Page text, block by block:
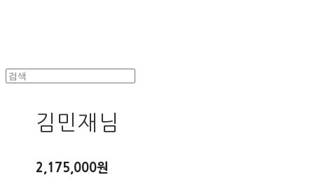
김민재님
2,175,000원